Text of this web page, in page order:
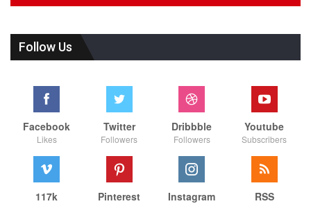
Follow Us
Facebook
Likes
Twitter
Followers
Dribbble
Followers
Youtube
Subscribers
117k Pinterest Instagram RSS